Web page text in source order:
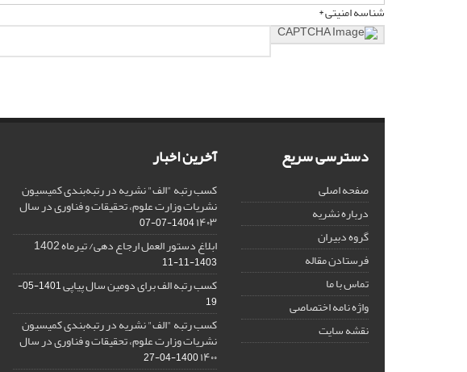
شناسه امنیتی *
دسترسی سریع
صفحه اصلی
درباره نشریه
گروه دبیران
فرستادن مقاله
تماس با ما
واژه نامه اختصاصی
نقشه سایت
آخرین اخبار
کسب رتبه "الف" نشریه در رتبه‌بندی کمیسیون
نشریات وزارت علوم، تحقیقات و فناوری در سال
۱۴۰۳1404-07-07
ابلاغ دستور العمل ارجاع دهی/ تیرماه 1402
1403-11-11
کسب رتبه الف برای دومین سال پیاپی
1401-05-
19
کسب رتبه "الف" نشریه در رتبه‌بندی کمیسیون
نشریات وزارت علوم، تحقیقات و فناوری در سال
۱۴۰۰1400-04-27